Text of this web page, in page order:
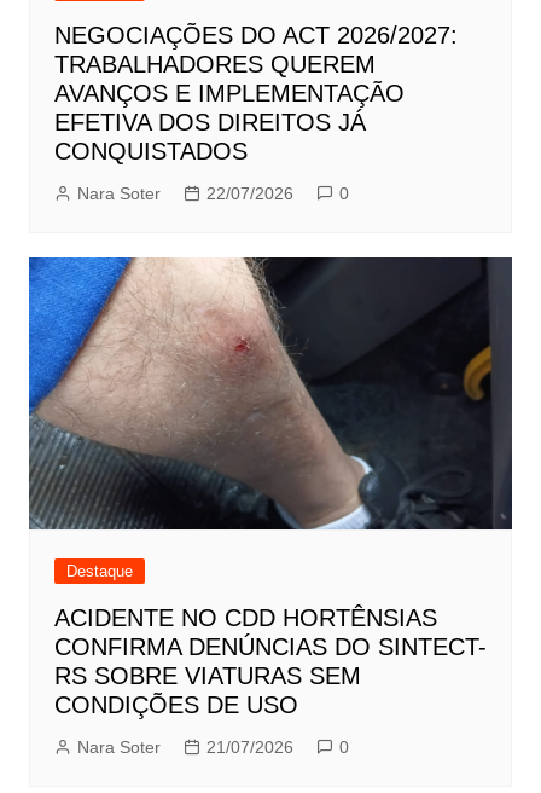
NEGOCIAÇÕES DO ACT 2026/2027:
TRABALHADORES QUEREM
AVANÇOS E IMPLEMENTAÇÃO
EFETIVA DOS DIREITOS JÁ
CONQUISTADOS
Nara Soter 22/07/2026 0
Destaque
ACIDENTE NO CDD HORTÊNSIAS
CONFIRMA DENÚNCIAS DO SINTECT-
RS SOBRE VIATURAS SEM
CONDIÇÕES DE USO
Nara Soter 21/07/2026 0